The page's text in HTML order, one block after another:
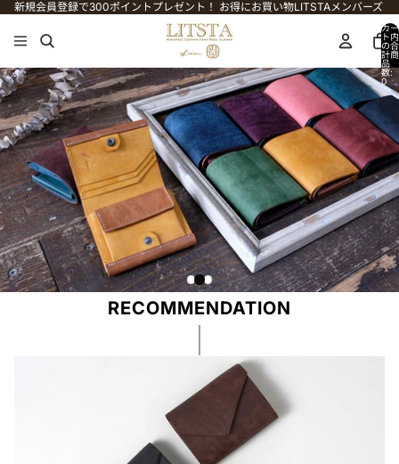
新規会員登録で300ポイントプレゼント！ お得にお買い物LITSTAメンバーズ
カー
ト内
の合
計商
品
数:
0
RECOMMENDATION